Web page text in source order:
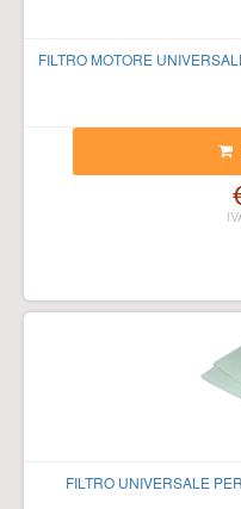
FILTRO MOTORE
FILTRO UNIVERSALE